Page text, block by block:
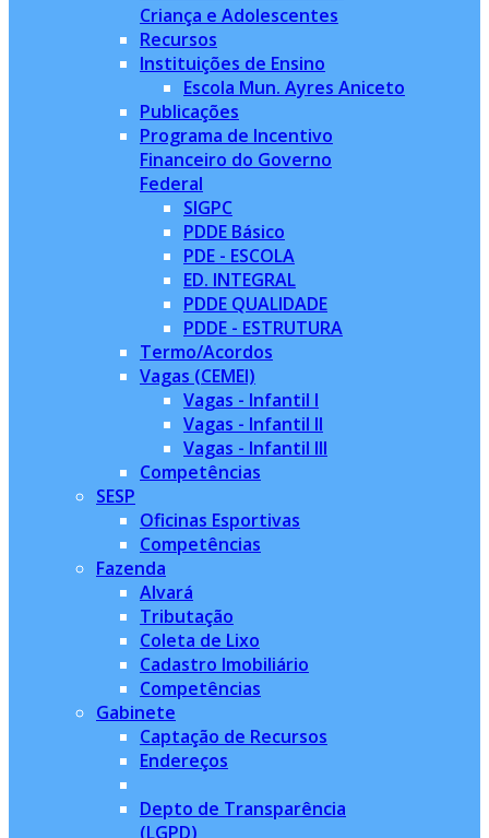
Criança e Adolescentes
Recursos
Instituições de Ensino
Escola Mun. Ayres Aniceto
Publicações
Programa de Incentivo
Financeiro do Governo
Federal
SIGPC
PDDE Básico
PDE - ESCOLA
ED. INTEGRAL
PDDE QUALIDADE
PDDE - ESTRUTURA
Termo/Acordos
Vagas (CEMEI)
Vagas - Infantil I
Vagas - Infantil II
Vagas - Infantil III
Competências
SESP
Oficinas Esportivas
Competências
Fazenda
Alvará
Tributação
Coleta de Lixo
Cadastro Imobiliário
Competências
Gabinete
Captação de Recursos
Endereços
Depto de Transparência
(LGPD)